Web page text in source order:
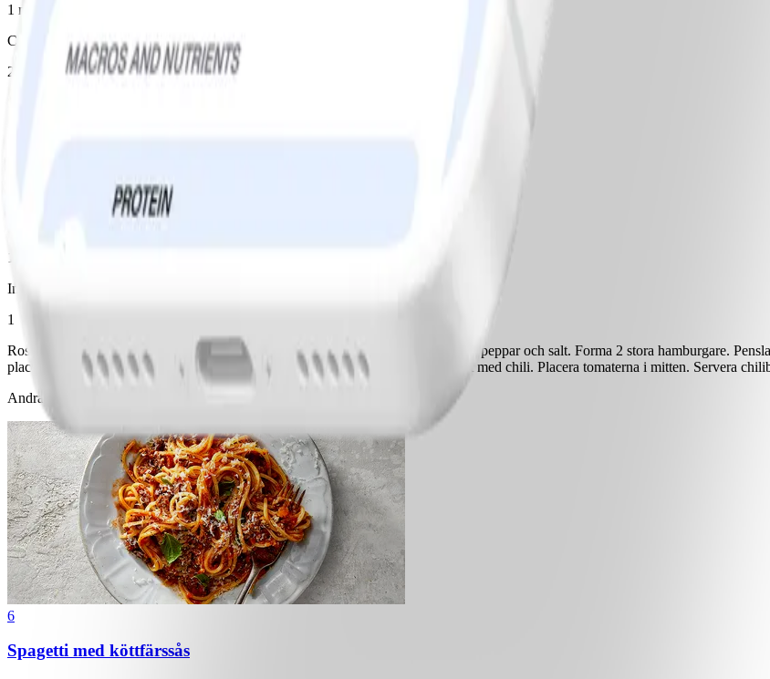
1 msk
Cocktailtomater
2 st
1 st
Instruktioner
1
Rosta brödskivorna precis före servering. Rör ihop färsen med senap, krydda med peppar och salt. Forma 2 stora hamburgare.
placera hamburgarna ovanpå. Lägg på ananasringar och klicka på fraiche blandat med chili. Placera tomaterna i mitten. Servera
Andra gillade också
6
Spagetti med köttfärssås